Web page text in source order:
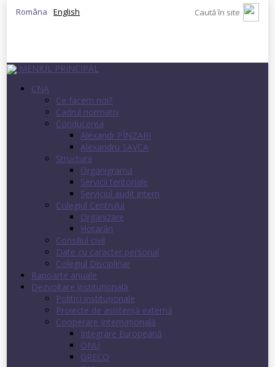
Româna English
MENIUL PRINCIPAL
CNA
Ce facem noi?
Cadrul normativ
Conducerea
Alexandr PÎNZARI
Alexandru SAVCA
Structura
Organigrama
Servicii teritoriale
Serviciul audit intern
Colegiul Centrului
Organizare
Hotarâri
Consiliul civil
Date cu caracter personal
Colegiul Disciplinar
Rapoarte anuale
Dezvoltare instituţională
Politici instituţionale
Proiecte de asistenţă externă
Cooperare Internaţională
Integrare Europeană
ONU
GRECO